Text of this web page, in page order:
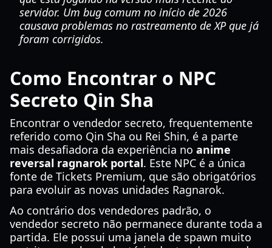
servidor. Um bug comum no início de 2026
causava problemas no rastreamento de XP que já
foram corrigidos.
Como Encontrar o NPC
Secreto Qin Sha
Encontrar o vendedor secreto, frequentemente
referido como Qin Sha ou Rei Shin, é a parte
mais desafiadora da experiência no anime
reversal ragnarok portal. Este NPC é a única
fonte de Tickets Premium, que são obrigatórios
para evoluir as novas unidades Ragnarok.
Ao contrário dos vendedores padrão, o
vendedor secreto não permanece durante toda a
partida. Ele possui uma janela de spawn muito